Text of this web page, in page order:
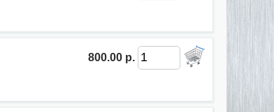
800.00 р.